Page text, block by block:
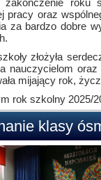
pracy oraz
za bardzo dobre
złożyła
nauczycielom
mijający rok,
rok szkolny 2025/
klasy